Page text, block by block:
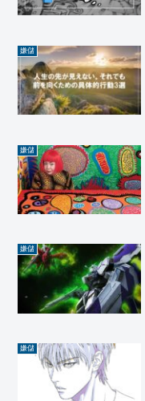
嫌儲
嫌儲
嫌儲
嫌儲